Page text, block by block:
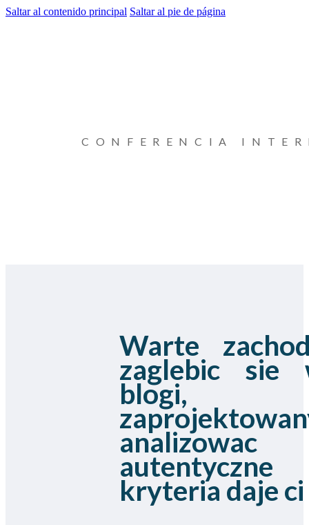
Saltar al contenido principal Saltar al pie de página
CONFERENCIA
Warte
zaglebic sie
blogi,
analizowac
autentyczne
kryteria daje ci